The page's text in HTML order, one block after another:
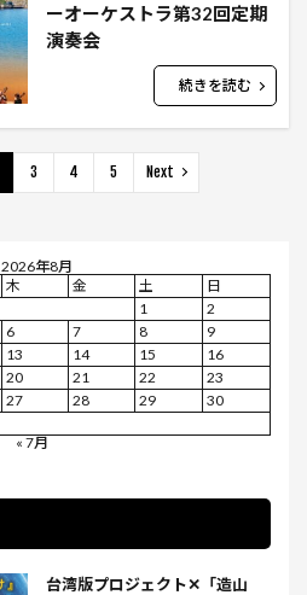
ーオーケストラ第32回定期
演奏会
続きを読む
3 4 5 Next
2026年8月
木 金 土
日
1
2
6 7 8
9
13 14 15
16
20 21 22
23
27 28 29
30
« 7月
台湾版プロジェクト✕「造山